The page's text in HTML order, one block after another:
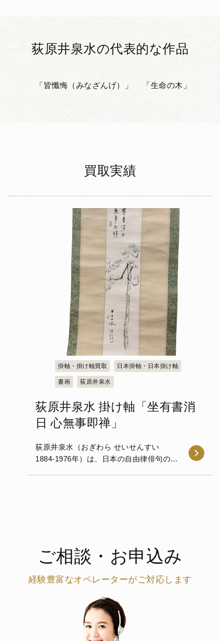
荻原井泉水の代表的な作品
「皆懺悔（みなざんげ）」 「生命の木」
買取実績
掛軸・掛け軸買取 日本掛軸・日本掛け軸
書画 荻原井泉水
荻原井泉水 掛け軸「坐有書消
日 心無事即禅」
荻原井泉水（おぎわら せいせんすい
1884-1976年）は、日本の自由律俳句の俳
ご相談・お申込み
経験豊富なオペレーターがご対応します